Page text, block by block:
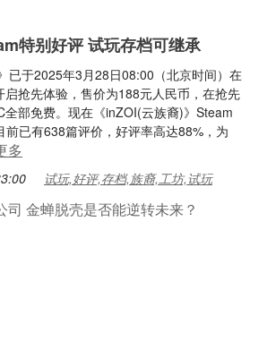
特别好评 试玩存档可继承
已于2025年3月28日08:00（北京时间）在
启抢先体验，售价为188元人民币，在抢先
全部免费。现在《inZOI(云族裔)》Steam
前已有638篇评价，好评率高达88%，为
试玩,好评,存档,族裔,工坊,试玩